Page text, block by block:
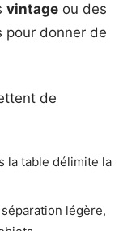
vintage ou des
pour donner de
de
la table délimite la
légère,